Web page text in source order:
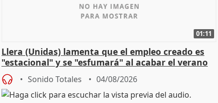
01:11
Llera (Unidas) lamenta que el empleo creado es
"estacional" y se "esfumará" al acabar el verano
Sonido Totales 04/08/2026